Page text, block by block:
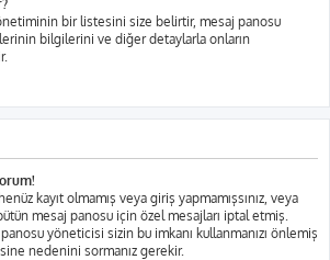
bir listesini size belirtir, mesaj panosu
bilgilerini ve diğer detaylarla onların
kayıt olmamış veya giriş yapmamışsınız, veya
mesaj panosu için özel mesajları iptal etmiş.
yöneticisi sizin bu imkanı kullanmanızı önlemiş
nedenini sormanız gerekir.